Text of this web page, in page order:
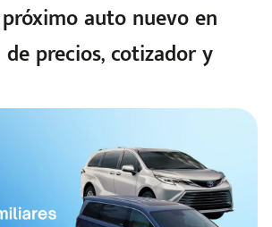
auto nuevo en
precios, cotizador y